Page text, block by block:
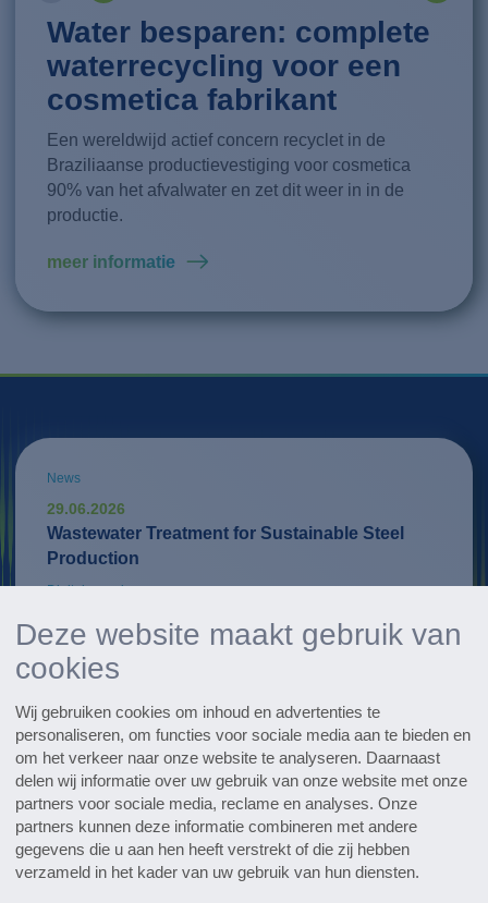
Deze website maakt gebruik van
cookies
Wij gebruiken cookies om inhoud en advertenties te
personaliseren, om functies voor sociale media aan te bieden en
om het verkeer naar onze website te analyseren. Daarnaast
delen wij informatie over uw gebruik van onze website met onze
partners voor sociale media, reclame en analyses. Onze
partners kunnen deze informatie combineren met andere
gegevens die u aan hen heeft verstrekt of die zij hebben
verzameld in het kader van uw gebruik van hun diensten.
Water besparen: complete
waterrecycling voor een
cosmetica fabrikant
Een wereldwijd actief concern recyclet in de
Braziliaanse productievestiging voor cosmetica
90% van het afvalwater en zet dit weer in in de
productie.
meer informatie
meer informatie
News
29.06.2026
Wastewater Treatment for Sustainable Steel
Production
Digitale services
WaterExpert™ helpt bij dagelijkse routinetaken
van uw installatie en geeft praktische
aanwijzingen voor optimalisatie.
Ontdek talloze referentieprojecten
Whitepaper, brochures & meer
Naar downloadcenter